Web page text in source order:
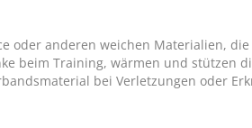
oder anderen weichen Materialien,
beim Training, wärmen und stützen
bei Verletzungen oder